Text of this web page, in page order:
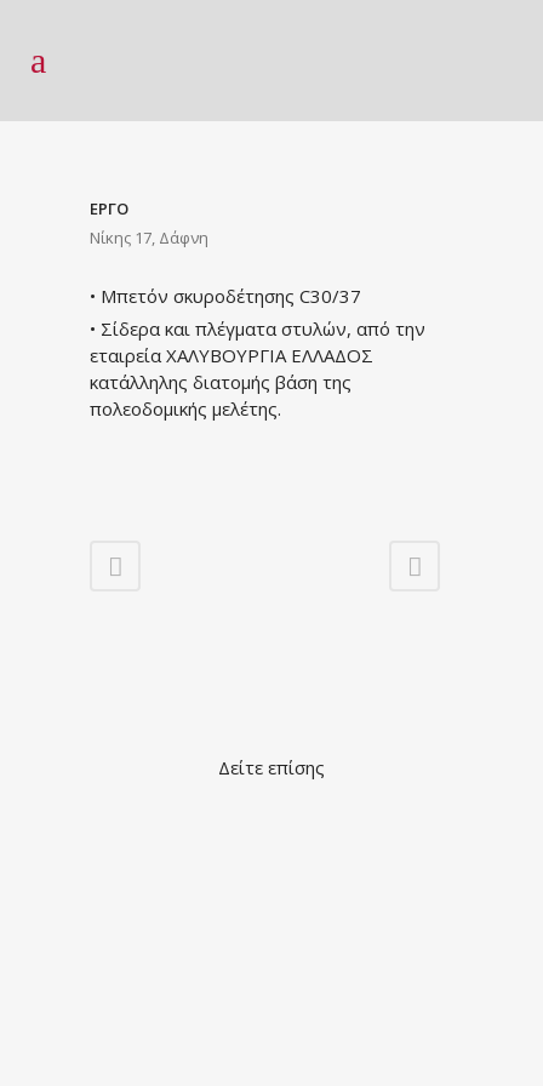
ΕΡΓΟ
Νίκης 17, Δάφνη
• Μπετόν σκυροδέτησης C30/37
• Σίδερα και πλέγματα στυλών, από την
εταιρεία ΧΑΛΥΒΟΥΡΓΙΑ ΕΛΛΑΔΟΣ
κατάλληλης διατομής βάση της
πολεοδομικής μελέτης.
Δείτε επίσης